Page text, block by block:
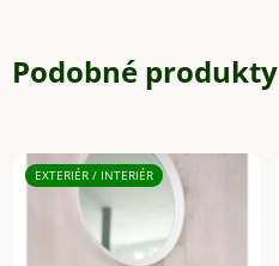
Podobné produkty
EXTERIÉR / INTERIÉR